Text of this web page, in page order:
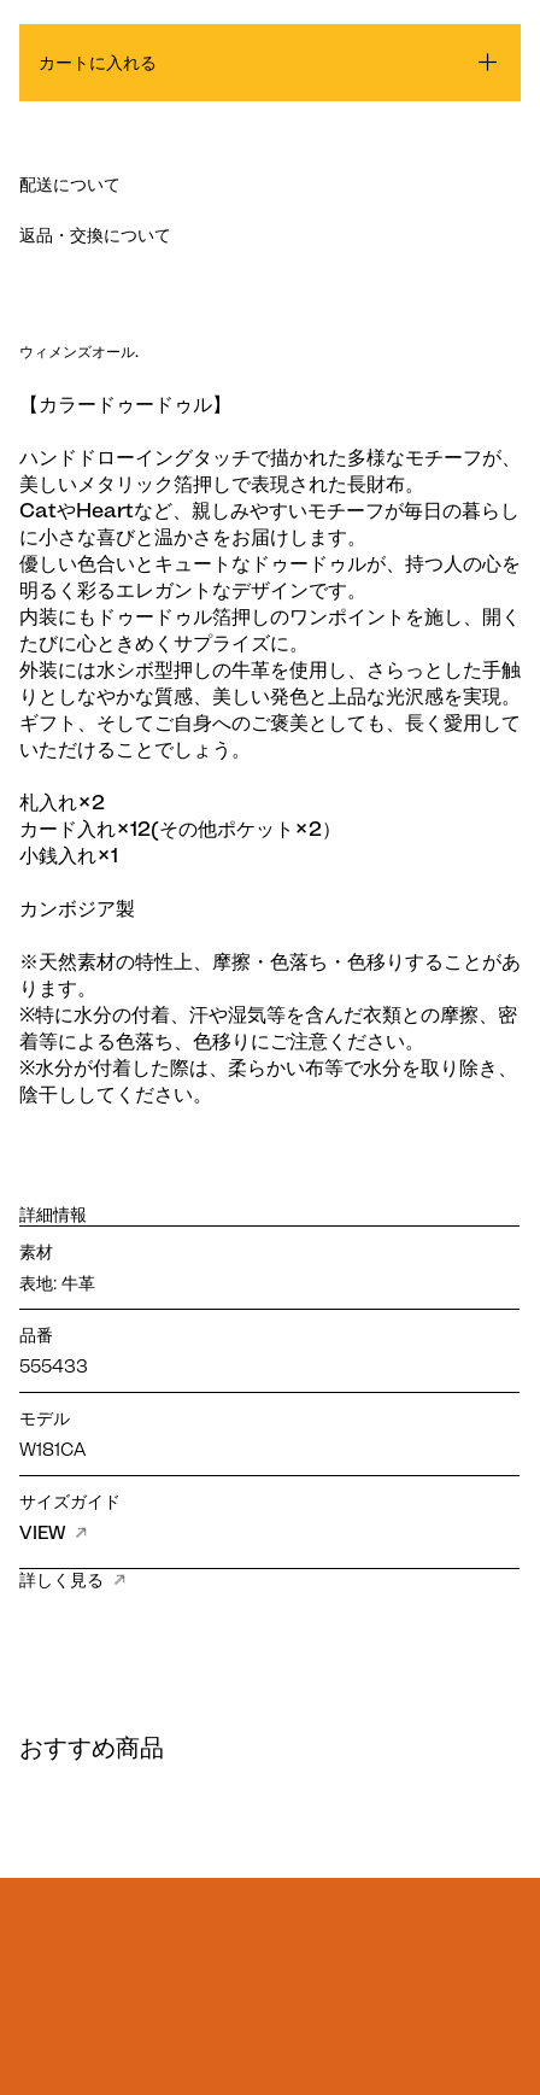
カートに入れる
配送について
返品・交換について
ウィメンズオール.
【カラードゥードゥル】
ハンドドローイングタッチで描かれた多様なモチーフが、
美しいメタリック箔押しで表現された長財布。
CatやHeartなど、親しみやすいモチーフが毎日の暮らし
に小さな喜びと温かさをお届けします。
優しい色合いとキュートなドゥードゥルが、持つ人の心を
明るく彩るエレガントなデザインです。
内装にもドゥードゥル箔押しのワンポイントを施し、開く
たびに心ときめくサプライズに。
外装には水シボ型押しの牛革を使用し、さらっとした手触
りとしなやかな質感、美しい発色と上品な光沢感を実現。
ギフト、そしてご自身へのご褒美としても、長く愛用して
いただけることでしょう。
札入れ×2
カード入れ×12(その他ポケット×2）
小銭入れ×1
カンボジア製
※天然素材の特性上、摩擦・色落ち・色移りすることがあ
ります。
※特に水分の付着、汗や湿気等を含んだ衣類との摩擦、密
着等による色落ち、色移りにご注意ください。
※水分が付着した際は、柔らかい布等で水分を取り除き、
陰干ししてください。
詳細情報
素材
表地: 牛革
品番
555433
モデル
W181CA
サイズガイド
VIEW
詳しく見る
おすすめ商品